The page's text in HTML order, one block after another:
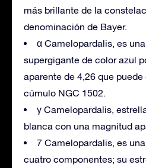
más brillante de la
denominación de Bayer.
α Camelopardalis, es
supergigante de color azul
aparente de 4,26 que
cúmulo NGC 1502.
γ Camelopardalis,
blanca con una magnitud
7 Camelopardalis, es
cuatro componentes; su